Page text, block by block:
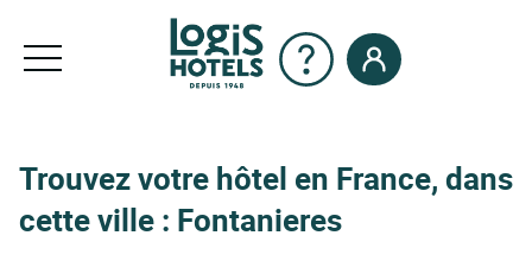
Trouvez votre hôtel en France, dans
cette ville : Fontanieres